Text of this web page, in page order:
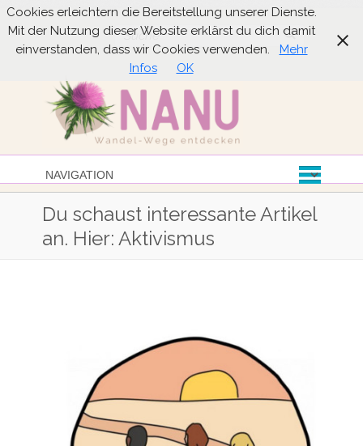
Suche
Du schaust interessante Artikel
an. Hier: Aktivismus
Cookies erleichtern die Bereitstellung unserer Dienste.
Mit der Nutzung dieser Website erklärst du dich damit
einverstanden, dass wir Cookies verwenden.
Mehr
Infos
OK